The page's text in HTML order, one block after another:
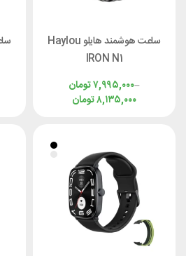
ساعت هوشمند هایلو Haylou
IRON N1
تومان۷,۹۹۵,۰۰۰–
تومان۸,۱۳۵,۰۰۰